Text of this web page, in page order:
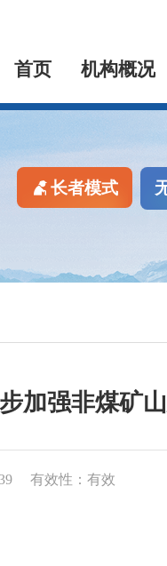
首页 机构概况
长者模式
加强非煤矿
有效性：有效